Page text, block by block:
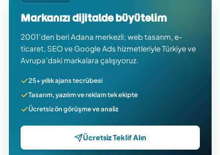
Markanızı dijitalde büyütelim
2001’den beri Adana merkezli; web tasarım, e-
ticaret, SEO ve Google Ads hizmetleriyle Türkiye ve
Avrupa’daki markalara çalışıyoruz.
25+ yıllık ajans tecrübesi
Tasarım, yazılım ve reklam tek ekipte
Ücretsiz ön görüşme ve analiz
Ücretsiz Teklif Alın